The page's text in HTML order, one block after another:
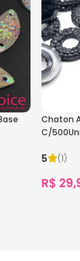
Chaton
C/
5 (1)
R$